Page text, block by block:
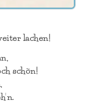
lachen!
schön!